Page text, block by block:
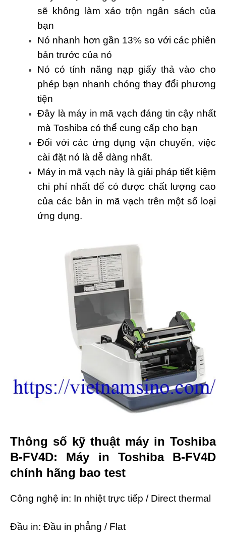
sẽ không làm xáo trộn ngân sách của
bạn
Nó nhanh hơn gần 13% so với các phiên
bản trước của nó
Nó có tính năng nạp giấy thả vào cho
phép bạn nhanh chóng thay đổi phương
tiện
Đây là máy in mã vạch đáng tin cậy nhất
mà Toshiba có thể cung cấp cho bạn
Đối với các ứng dụng vận chuyển, việc
cài đặt nó là dễ dàng nhất.
Máy in mã vạch này là giải pháp tiết kiệm
chi phí nhất để có được chất lượng cao
của các bản in mã vạch trên một số loại
ứng dụng.
Thông số kỹ thuật máy in Toshiba
B-FV4D: Máy in Toshiba B-FV4D
chính hãng bao test
Công nghệ in: In nhiệt trực tiếp / Direct thermal
Đầu in: Đầu in phẳng / Flat